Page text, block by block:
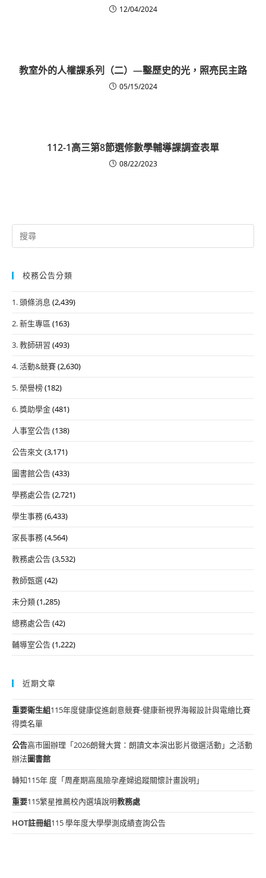
12/04/2024
教室外的人權課系列（二）—鑿歷史的光，照亮民主路
05/15/2024
112-1高三第8節選修數學輔導課調查表單
08/22/2023
Search
for:
校務公告分類
1. 頭條消息 (2,439)
2. 新生專區 (163)
3. 教師研習 (493)
4. 活動&競賽(2,630)
5. 榮譽榜(182)
6. 獎助學金(481)
人事室公告(138)
公告來文(3,171)
圖書館公告(433)
學務處公告(2,721)
學生事務(6,433)
家長事務(4,564)
教務處公告(3,532)
教師甄選(42)
未分類(1,285)
總務處公告(42)
輔導室公告(1,222)
近期文章
重要衛生組115年度健康促進創意競賽-健康新視界海報設計與電繪比賽
得獎名單
公告高市圖辦理「2026朗聲大賞：朗讀文本演出影片徵選活動」之活動
辦法圖書館
轉知115年 度「周產期高風險孕產婦追蹤關懷計畫說明」
重要115繁星推薦校內選填說明教務處
HOT註冊組115 學年度大學學測成績查詢公告